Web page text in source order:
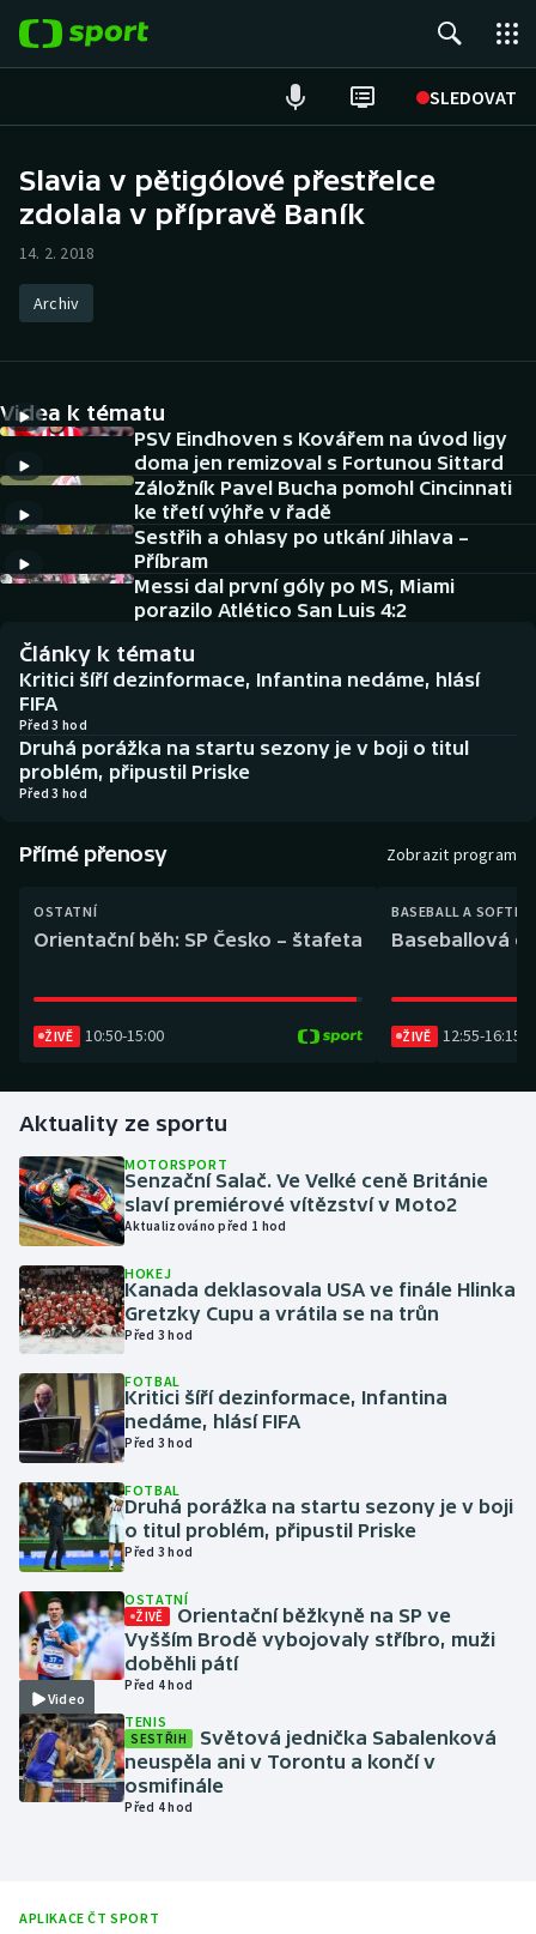
SLEDOVAT
Hokej
Atletika
DALŠÍ SPORTY
Americký fotbal
Baseball a softbal
Biatlon
Boby a skeleton
Box
Curling
Dostihy
Gymnastika
Házená
Jezdectví
Judo
Krasobruslení
Lezení
Moderní pětiboj
Motorsport
Olympijské hry
Parasport
Plavání
Plážový volejbal
NEPŘEHLÉDNĚTE
Historické návraty
Aplikace ČT sport
AZ kvíz
Slavia v pětigólové přestřelce
zdolala v přípravě Baník
14. 2. 2018
Archiv
Videa k tématu
PSV Eindhoven s Kovářem na úvod ligy
doma jen remizoval s Fortunou Sittard
Záložník Pavel Bucha pomohl Cincinnati
ke třetí výhře v řadě
Sestřih a ohlasy po utkání Jihlava –
Příbram
Messi dal první góly po MS, Miami
porazilo Atlético San Luis 4:2
Články k tématu
Kritici šíří dezinformace, Infantina nedáme, hlásí
FIFA
Před 3 hod
Druhá porážka na startu sezony je v boji o titul
problém, připustil Priske
Před 3 hod
Přímé přenosy Zobrazit program
OSTATNÍ
Orientační běh: SP Česko – štafeta
ŽIVĚ 10:50-15:00
BASEBALL A
Baseballová
ŽIVĚ 12:55-16:15
Aktuality ze sportu
MOTORSPORT
Senzační Salač. Ve Velké ceně Británie
slaví premiérové vítězství v Moto2
Aktualizováno před 1 hod
HOKEJ
Kanada deklasovala USA ve finále Hlinka
Gretzky Cupu a vrátila se na trůn
Před 3 hod
FOTBAL
Kritici šíří dezinformace, Infantina
nedáme, hlásí FIFA
Před 3 hod
FOTBAL
Druhá porážka na startu sezony je v boji
o titul problém, připustil Priske
Před 3 hod
Video
OSTATNÍ
ŽIVĚ
Orientační běžkyně na SP ve
Vyšším Brodě vybojovaly stříbro, muži
doběhli pátí
Před 4 hod
TENIS
SESTŘIH
Světová jednička Sabalenková
neuspěla ani v Torontu a končí v
osmifinále
Před 4 hod
APLIKACE ČT SPORT